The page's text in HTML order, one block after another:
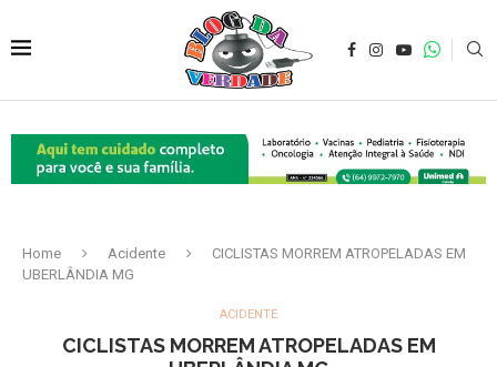
Home Acidente
CICLISTAS MORREM ATROPELADAS EM
UBERLÂNDIA MG
ACIDENTE
CICLISTAS MORREM ATROPELADAS EM